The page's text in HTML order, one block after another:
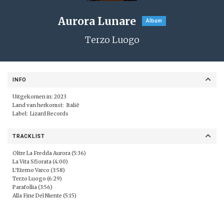
Aurora Lunare Album
Terzo Luogo
INFO
Uitgekomen in: 2023
Land van herkomst: Italië
Label: Lizard Records
TRACKLIST
Oltre La Fredda Aurora (5:36)
La Vita Sfiorata (4:00)
L’Eterno Varco (3:58)
Terzo Luogo (6:29)
Parafollia (3:56)
Alla Fine Del Niente (5:15)